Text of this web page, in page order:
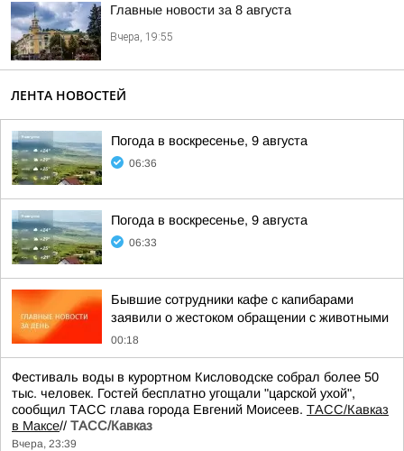
Главные новости за 8 августа
Вчера, 19:55
ЛЕНТА НОВОСТЕЙ
Погода в воскресенье, 9 августа
06:36
Погода в воскресенье, 9 августа
06:33
Бывшие сотрудники кафе с капибарами
заявили о жестоком обращении с животными
00:18
Фестиваль воды в курортном Кисловодске собрал более 50
тыс. человек. Гостей бесплатно угощали "царской ухой",
сообщил ТАСС глава города Евгений Моисеев. ТАСС/Кавказ
в Максе// ТАСС/Кавказ
Вчера, 23:39